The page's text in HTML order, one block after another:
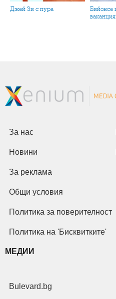
Джей Зи с пура
Бийонсе и Джей Зи на
ваканция
За нас
Новини
За реклама
Общи условия
Политика за поверителност
Политика на 'Бисквитките'
МЕДИИ
Bulevard.bg